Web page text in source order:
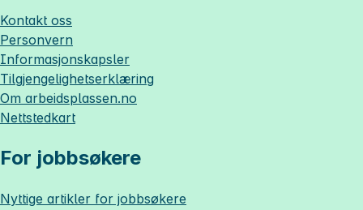
Kontakt oss
Personvern
Informasjonskapsler
Tilgjengelighetserklæring
Om arbeidsplassen.no
Nettstedkart
For jobbsøkere
Nyttige artikler for jobbsøkere